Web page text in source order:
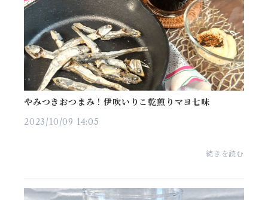
やみつきおつまみ！伊吹いりこ乾煎りマヨ七味
2023/10/09 14:05
続きを読む